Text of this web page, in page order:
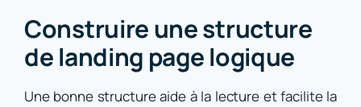
Construire une structure
de landing page logique
Une bonne structure aide à la lecture et facilite la